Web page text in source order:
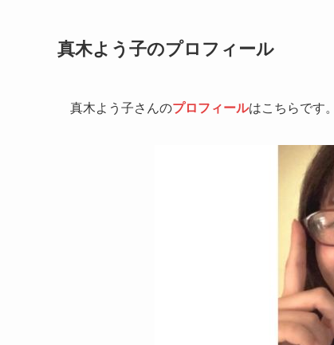
真木よう子のプロフィール
真木よう子さんのプロフィールはこちらです。